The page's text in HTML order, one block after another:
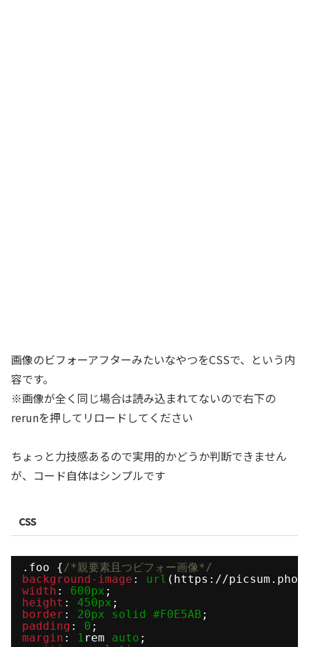
画像のビフォーアフターみたいなやつをCSSで、という内
容です。
※画像が全く同じ場合は読み込まれてないので右下の
rerunを押してリロードしてください
ちょっと力技感あるので実用的かどうか判断できません
が、コード自体はシンプルです
css
.foo {/*親要素且つビフォー画像*/
background-image : url (https://
width : 600px ;
height : 450px ;
border : 20px solid #F0E5AB ;
padding : 0 ;
margin : 1rem auto ;